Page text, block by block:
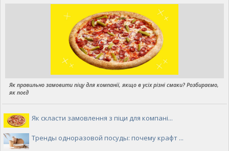
Як правильно замовити піцу для компанії, якщо в усіх різні смаки? Розбираємо,
як поєд
Як скласти замовлення з піци для компані...
Тренды одноразовой посуды: почему крафт ...